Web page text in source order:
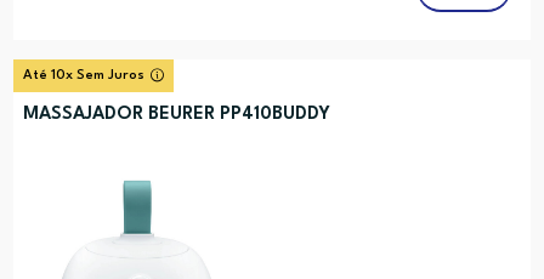
Até 10x Sem Juros
MASSAJADOR BEURER PP410BUDDY